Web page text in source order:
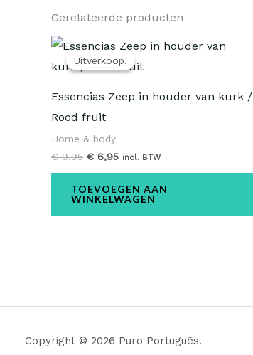
Gerelateerde producten
Uitverkoop!
Uitverkoop!
Essencias Zeep in houder van kurk /
Rood fruit
Home & body
€9,95
Oorspronkelijke
was:
€ 6,95
Huidige
is:
incl. BTW
TOEVOEGEN AAN
WINKELWAGEN
Copyright © 2026 Puro Português.